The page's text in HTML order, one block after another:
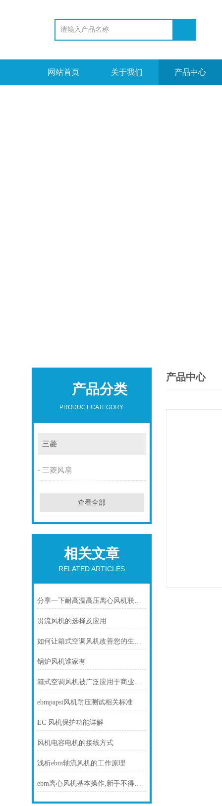
网站首页 关于我们 产品中心
产品分类
PRODUCT CATEGORY
三菱
三菱风扇
查看全部
相关文章
RELATED ARTICLES
分享一下耐高温高压离心风机联轴器的调整校正步骤
贯流风机的选择及应用
如何让箱式空调风机改善您的生活质量？
锅炉风机谁家有
箱式空调风机被广泛应用于商业场所
ebmpapst风机耐压测试相关标准
EC 风机保护功能详解
风机电容电机的接线方式
浅析ebm轴流风机的工作原理
ebm离心风机基本操作,新手不得不看
产品中心